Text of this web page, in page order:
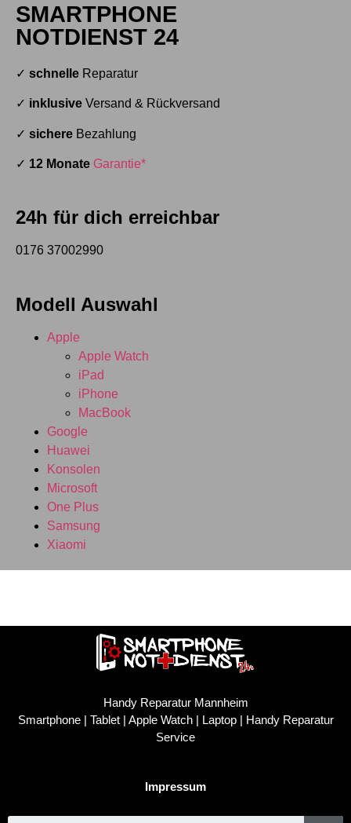
SMARTPHONE
NOTDIENST 24
✓ schnelle Reparatur
✓ inklusive Versand & Rückversand
✓ sichere Bezahlung
✓ 12 Monate Garantie*
24h für dich erreichbar
0176 37002990
Modell Auswahl
Apple
Apple Watch
iPad
iPhone
MacBook
Google
Huawei
Konsolen
Microsoft
One Plus
Samsung
Xiaomi
Handy Reparatur Mannheim
Smartphone | Tablet | Apple Watch | Laptop | Handy Reparatur
Service
Impressum